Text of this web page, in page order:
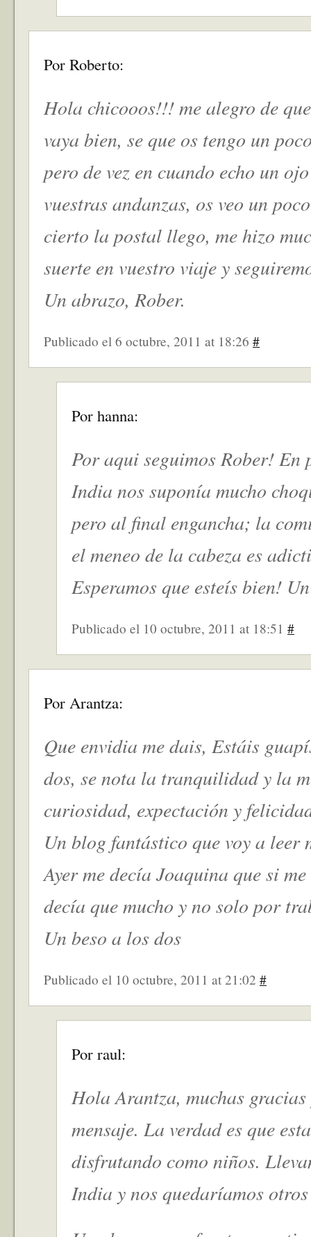
Por Roberto:
Hola chicooos!!! me alegro de
vaya bien, se que os tengo un
pero de vez en cuando echo un
vuestras andanzas, os veo un
cierto la postal llego, me hizo
suerte en vuestro viaje y
Un abrazo, Rober.
Publicado el 6 octubre, 2011 at 18:26 #
Por hanna:
Por aqui seguimos Rober!
India nos suponía mucho
pero al final engancha; la
el meneo de la cabeza es
Esperamos que esteís bien!
Publicado el 10 octubre, 2011 at 18:51 #
Por Arantza:
Que envidia me dais, Estáis
dos, se nota la tranquilidad y la
curiosidad, expectación y
Un blog fantástico que voy a leer
Ayer me decía Joaquina que si
decía que mucho y no solo por
Un beso a los dos
Publicado el 10 octubre, 2011 at 21:02 #
Por raul:
Hola Arantza, muchas
mensaje. La verdad es que
disfrutando como niños.
India y nos quedaríamos